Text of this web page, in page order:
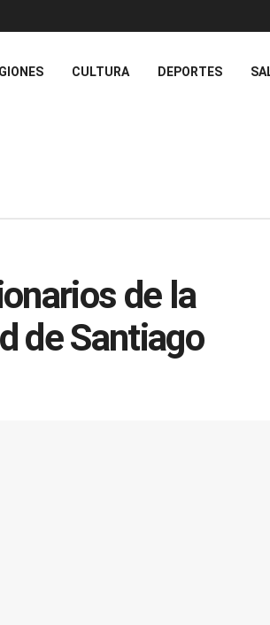
CULTURA DEPORTES
de la
de Santiago